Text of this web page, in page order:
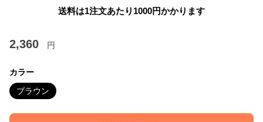
送料は1注文あたり 1000円かかります
2,360 円
カラー
ブラウン